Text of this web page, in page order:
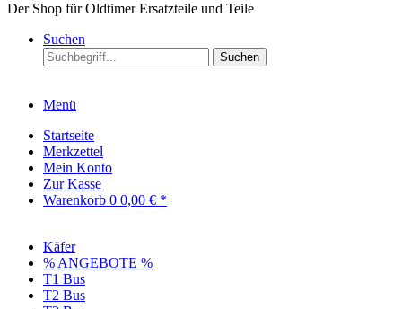
Der Shop für Oldtimer Ersatzteile und Teile
Suchen
Suchen
Menü
Startseite
Merkzettel
Mein Konto
Zur Kasse
Warenkorb 0 0,00 € *
Käfer
% ANGEBOTE %
T1 Bus
T2 Bus